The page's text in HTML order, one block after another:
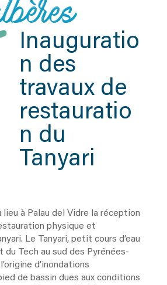
Inauguratio
n des
travaux de
restauratio
n du
Tanyari
lieu à Palau del Vidre la réception
physique et
Le Tanyari, petit cours d’eau
du Tech au sud des Pyrénées-
d’inondations
de bassin dues aux conditions